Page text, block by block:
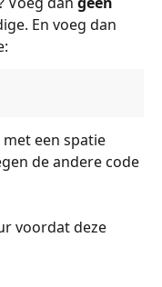
En voeg dan
een spatie
de andere code
voordat deze